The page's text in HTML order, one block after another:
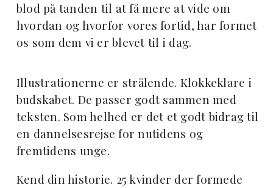
blod på tanden til at få mere at vide om
hvordan og hvorfor vores fortid, har formet
os som dem vi er blevet til i dag.
Illustrationerne er strålende. Klokkeklare i
budskabet. De passer godt sammen med
teksten. Som helhed er det et godt bidrag til
en dannelsesrejse for nutidens og
fremtidens unge.
Kend din historie. 25 kvinder der formede